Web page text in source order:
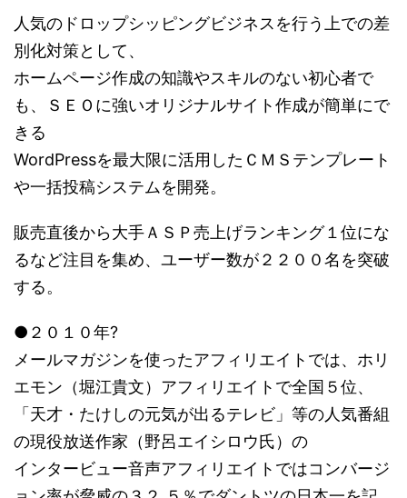
人気のドロップシッピングビジネスを行う上での差
別化対策として、
ホームページ作成の知識やスキルのない初心者で
も、ＳＥＯに強いオリジナルサイト作成が簡単にで
きる
WordPressを最大限に活用したＣＭＳテンプレート
や一括投稿システムを開発。
販売直後から大手ＡＳＰ売上げランキング１位にな
るなど注目を集め、ユーザー数が２２００名を突破
する。
●２０１０年?
メールマガジンを使ったアフィリエイトでは、ホリ
エモン（堀江貴文）アフィリエイトで全国５位、
「天才・たけしの元気が出るテレビ」等の人気番組
の現役放送作家（野呂エイシロウ氏）の
インタービュー音声アフィリエイトではコンバージ